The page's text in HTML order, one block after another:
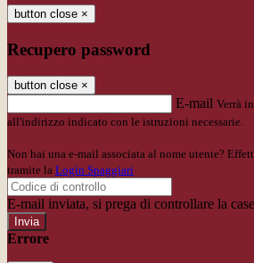
button close ×
Recupero password
button close ×
E-mail Verrà
all'indirizzo indicato con le istruzioni necessarie.
Non hai una e-mail associata al nome utente?
tramite la Login Spaggiari
E-mail inviata, si prega di controllare la
Errore